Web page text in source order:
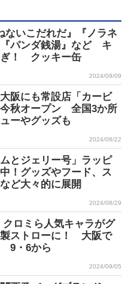
ないこだれだ』『ノラネ
パンダ銭湯』など キ
ぎ！ クッキー缶
2024/09/09
阪にも常設店「カービ
秋オープン 全国3か所
ーやグッズも
2024/08/22
とジェリー号」ラッピ
！グッズやフード、ス
ど大々的に展開
2024/08/29
クロミら人気キャラがグ
ストローに！ 大阪で
9・6から
2024/09/05